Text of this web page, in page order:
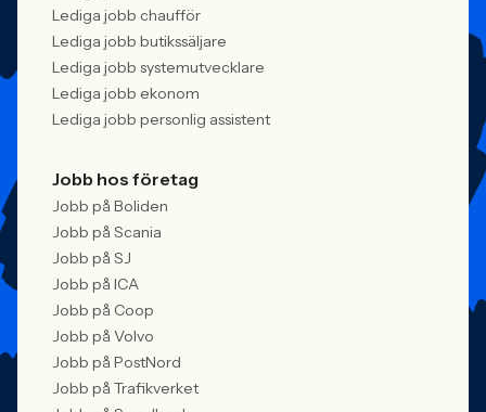
Lediga jobb chaufför
Lediga jobb butikssäljare
Lediga jobb systemutvecklare
Lediga jobb ekonom
Lediga jobb personlig assistent
Jobb hos företag
Jobb på Boliden
Jobb på Scania
Jobb på SJ
Jobb på ICA
Jobb på Coop
Jobb på Volvo
Jobb på PostNord
Jobb på Trafikverket